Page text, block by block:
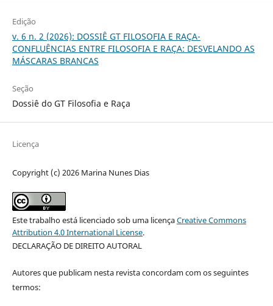
Edição
v. 6 n. 2 (2026): DOSSIÊ GT FILOSOFIA E RAÇA-
CONFLUÊNCIAS ENTRE FILOSOFIA E RAÇA: DESVELANDO AS
MÁSCARAS BRANCAS
Seção
Dossiê do GT Filosofia e Raça
Licença
Copyright (c) 2026 Marina Nunes Dias
Este trabalho está licenciado sob uma licençaCreative Commons
Attribution 4.0 International License.
DECLARAÇÃO DE DIREITO AUTORAL
Autores que publicam nesta revista concordam com os seguintes
termos: